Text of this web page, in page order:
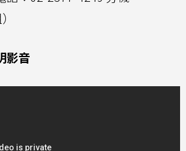
影音